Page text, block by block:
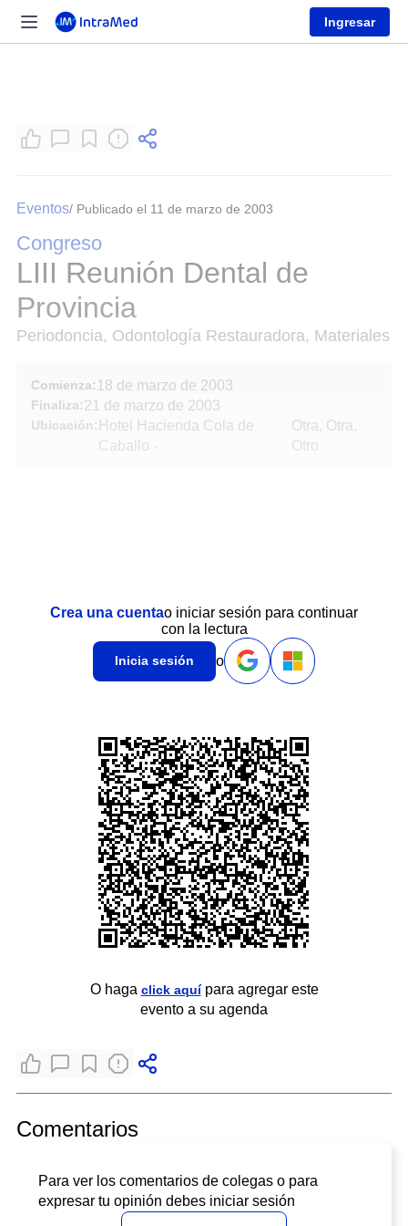
Ingresar
Eventos/ Publicado el 11 de marzo de 2003
Congreso
LIII Reunión Dental de
Provincia
Periodoncia, Odontología Restauradora, Materiales
Comienza: 18 de marzo de 2003
Finaliza:21 de marzo de 2003
Ubicación: Hotel Hacienda Cola de
Caballo -
Otra, Otra,
Otro
Crea una cuentao iniciar sesión para continuar
con la lectura
Inicia sesión o
O haga click aquípara agregar este
evento a su agenda
Comentarios
Para ver los comentarios de colegas o para
expresar tu opinión debes iniciar sesión